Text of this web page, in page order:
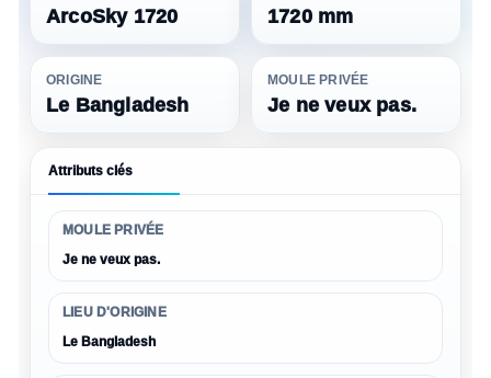
ArcoSky 1720 1720 mm
ORIGINE
Le Bangladesh
MOULE PRIVÉE
Je ne veux pas.
Attributs clés
MOULE PRIVÉE
Je ne veux pas.
LIEU D'ORIGINE
Le Bangladesh